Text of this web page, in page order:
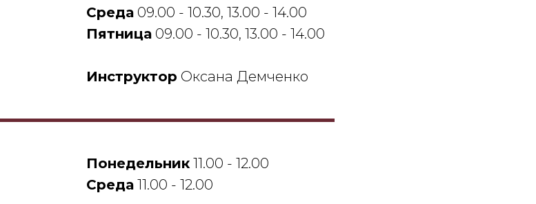
Среда 09.00 - 10.30, 13.00 - 14.00
Пятница 09.00 - 10.30, 13.00 - 14.00
Инструктор Оксана Демченко
Понедельник 11.00 - 12.00
Среда 11.00 - 12.00